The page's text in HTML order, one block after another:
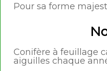
Pour sa forme
Conifère à feuillage
aiguilles chaque